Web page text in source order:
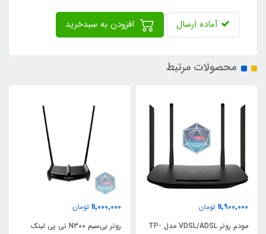
آماده ارسال
محصولات مرتبط
11,900,000 تومان
مودم روتر VDSL/ADSL مدل TP-
11,000,000 تومان
روتر بی‌سیم N300 تی پی لینک